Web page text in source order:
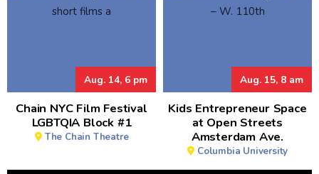
Aug. 14, 6 pm
Chain NYC Film Festival
LGBTQIA Block #1
The Chain Theatre
Aug. 15, 8 am
Kids Entrepreneur Space
at Open Streets
Amsterdam Ave.
Columbia University